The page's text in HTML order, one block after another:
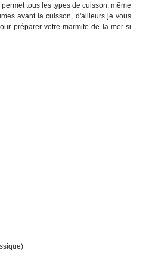
tous les types de cuisson, même
avant la cuisson, d'ailleurs je vous
préparer votre marmite de la mer si